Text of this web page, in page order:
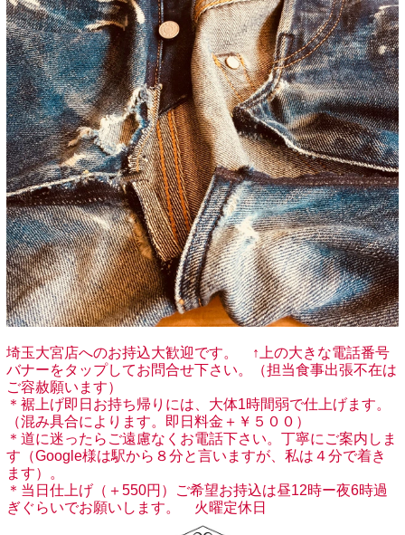
埼玉大宮店へのお持込大歓迎です。 ↑上の大きな電話番号
バナーをタップしてお問合せ下さい。（担当食事出張不在は
ご容赦願います）
＊裾上げ即日お持ち帰りには、大体1時間弱で仕上げます。
（混み具合によります。即日料金＋￥５００）
＊道に迷ったらご遠慮なくお電話下さい。丁寧にご案内しま
す（Google様は駅から８分と言いますが、私は４分で着き
ます）。
＊当日仕上げ（＋550円）ご希望お持込は昼12時ー夜6時過
ぎぐらいでお願いします。 火曜定休日